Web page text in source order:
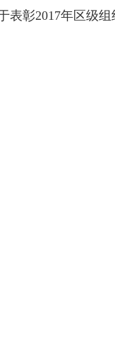
表彰2017年区级